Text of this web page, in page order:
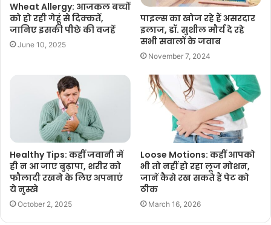
Wheat Allergy: आजकल बच्चों
को हो रही गेहूं से दिक्कतें,
जानिए इसकी पीछे की वजहें
June 10, 2025
पाइल्स का खोज रहे हैं असरदार
इलाज, डॉ. सुशील मौर्य दे रहे
सभी सवालों के जवाब
November 7, 2024
Healthy Tips: कहीं जवानी में
ही न आ जाए बुढ़ापा, शरीर को
फौलादी रखने के लिए अपनाएं
ये नुस्खे
October 2, 2025
Loose Motions: कहीं आपको
भी तो नहीं हो रहा लूज मोशन,
जानें कैसे रख सकते हैं पेट को
ठीक
March 16, 2026